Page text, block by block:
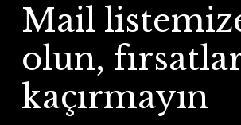
Mail
olun,
kaçırmayın